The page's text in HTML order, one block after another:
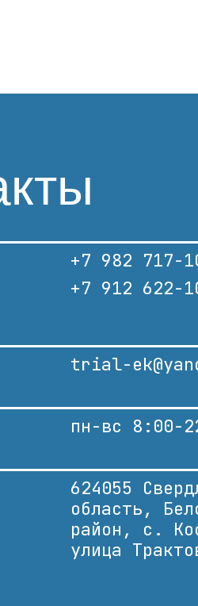
+7 982 717-
+7 912 622-
trial-
пн-вс 8:00-
624055
область,
район, с.
улица